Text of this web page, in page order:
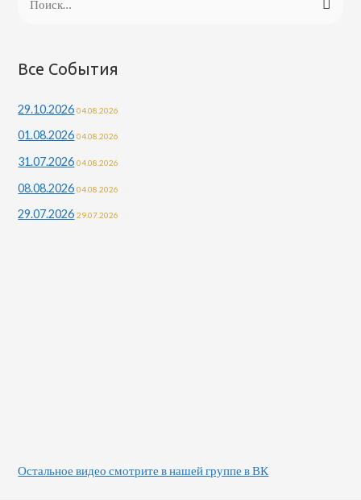
Все События
29.10.2026 04.08.2026
01.08.2026 04.08.2026
31.07.2026 04.08.2026
08.08.2026 04.08.2026
29.07.2026 29.07.2026
Остальное видео смотрите в нашей группе в ВК